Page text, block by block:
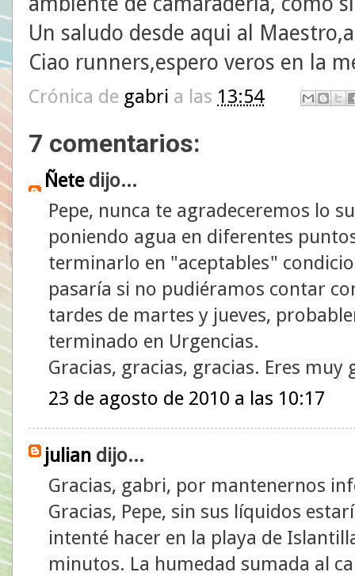
Un saludo desde aqui al
Ciao runners,espero veros en la
Crónica de gabri a las 13:54
7 comentarios:
Ñetedijo...
Pepe, nunca te agradeceremos lo
poniendo agua en diferentes
terminarlo en "aceptables"
pasaría si no pudiéramos contar
tardes de martes y jueves,
terminado en Urgencias.
Gracias, gracias, gracias. Eres
23 de agosto de 2010 a las 10:17
julian dijo...
Gracias, gabri, por mantenernos
Gracias, Pepe, sin sus líquidos
intenté hacer en la playa de
minutos. La humedad sumada al